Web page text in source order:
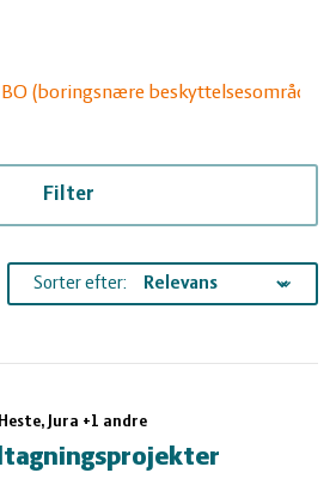
(boringsnære beskyttelsesområder)
Filter
Sorter efter:
Jura +1 andre